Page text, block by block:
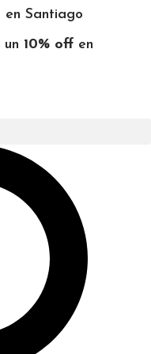
Santiago
10% off en